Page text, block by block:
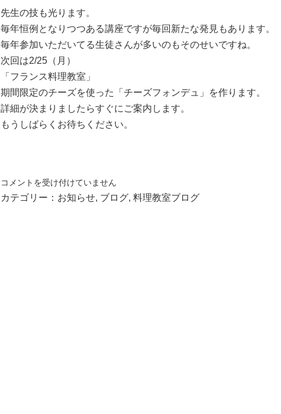
先生の技も光ります。
毎年恒例となりつつある講座ですが毎回新たな発見もあります。
毎年参加いただいてる生徒さんが多いのもそのせいですね。
次回は2/25（月）
「フランス料理教室」
期間限定のチーズを使った「チーズフォンデュ」を作ります。
詳細が決まりましたらすぐにご案内します。
もうしばらくお待ちください。
[料
理
コメントを受け付けていません
カテゴリー： お知らせ, ブログ, 料理教室ブログ